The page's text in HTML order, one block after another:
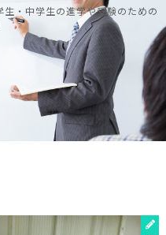
・中学生の進学や受験のための